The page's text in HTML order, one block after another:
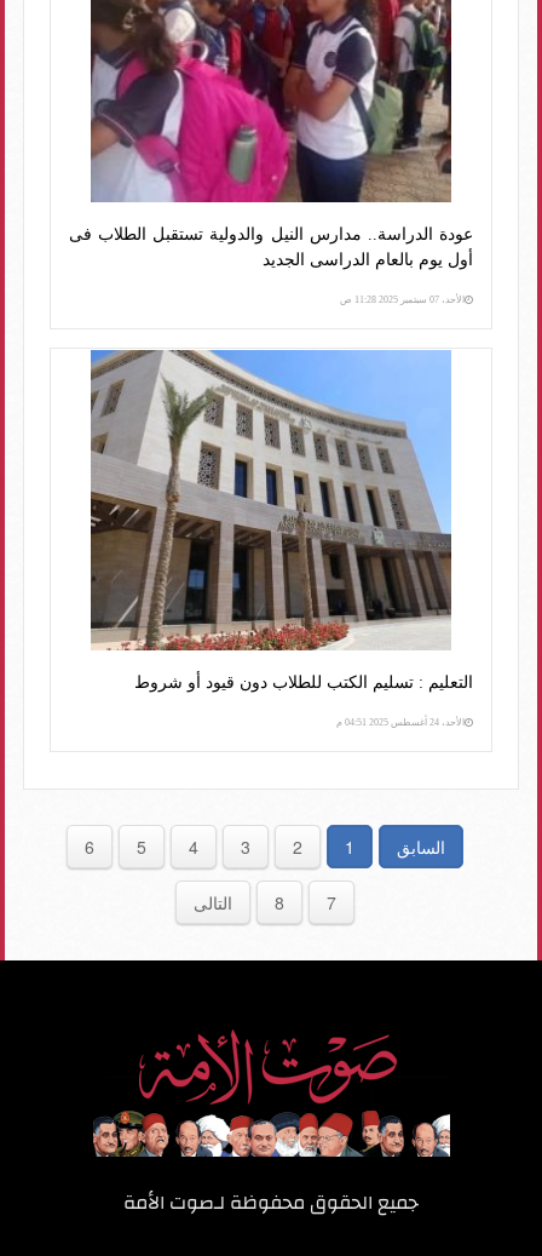
عودة الدراسة.. مدارس النيل والدولية تستقبل الطلاب فى
أول يوم بالعام الدراسى الجديد
الأحد، 07 سبتمبر 2025 11:28 ص
التعليم : تسليم الكتب للطلاب دون قيود أو شروط
الأحد، 24 أغسطس 2025 04:51 م
السابق 1
2
3
4
5
6
7
8 التالى
جميع الحقوق محفوظة لـصوت الأمة